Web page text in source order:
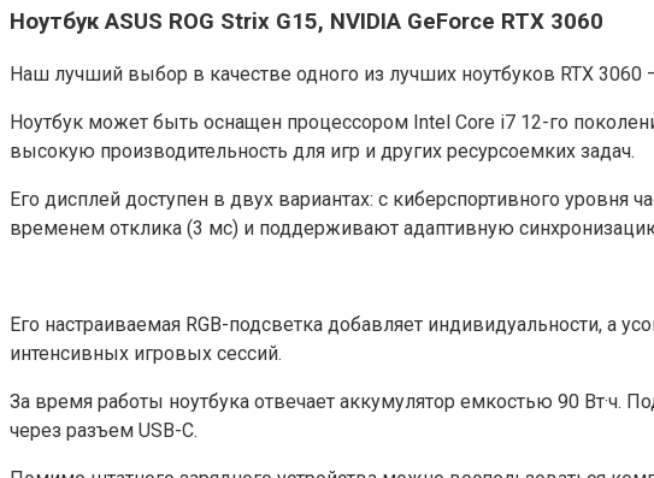
Ноутбук ASUS ROG Strix G15, NVIDIA GeForce RTX 3060
Наш лучший выбор в качестве одного из лучших ноутбуков RTX 3060
Ноутбук может быть оснащен процессором Intel Core i7 12-го
высокую производительность для игр и других ресурсоемких задач.
Его дисплей доступен в двух вариантах: с киберспортивного
временем отклика (3 мс) и поддерживают адаптивную
Его настраиваемая RGB-подсветка добавляет индивидуальности, а
интенсивных игровых сессий.
За время работы ноутбука отвечает аккумулятор емкостью 90 Вт·ч.
через разъем USB-C.